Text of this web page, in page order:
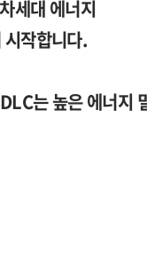
세대 에너지
작합니다.
는 높은 에너지